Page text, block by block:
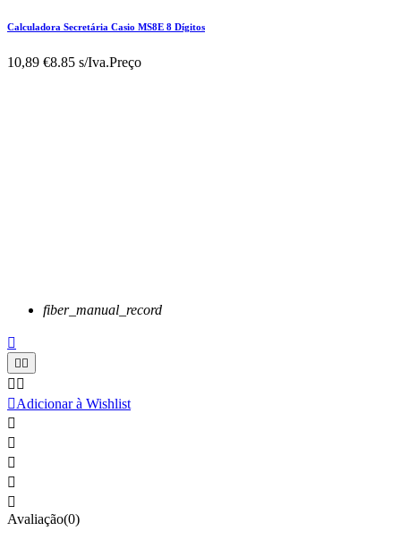
Calculadora Secretária Casio MS8E 8 Dígitos
10,89 €8.85 s/Iva.Preço
fiber_manual_record

 
 
Adicionar à Wishlist





Avaliação(0)